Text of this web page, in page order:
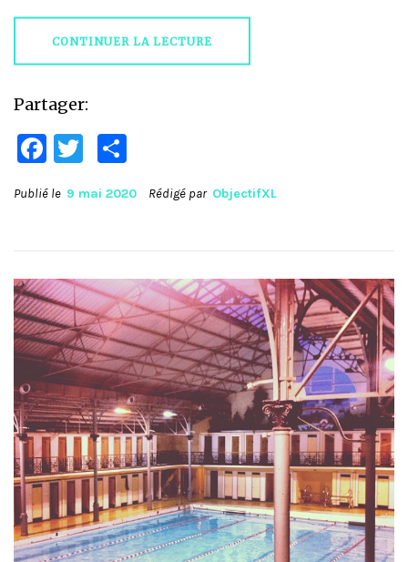
CONTINUER LA LECTURE
Partager:
Facebook
Twitter
Publié le 9 mai 2020 Rédigé par ObjectifXL